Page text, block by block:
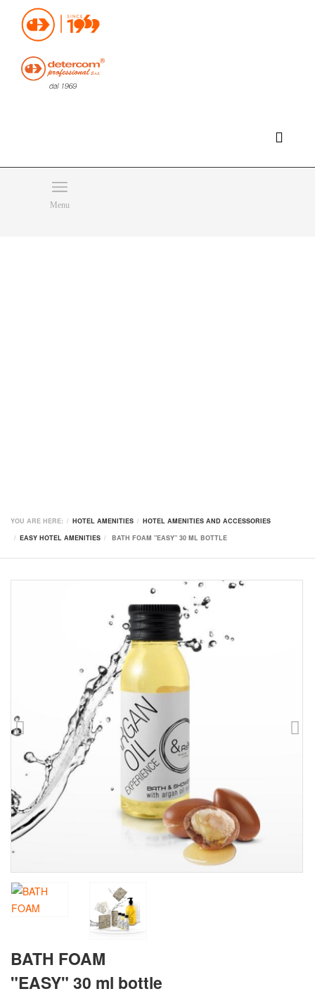
Hello, happy friday!
Do you need help or want to contact us?
CLICK HERE
Menu
YOU ARE HERE: HOTEL AMENITIES
HOTEL AMENITIES AND ACCESSORIES
EASY HOTEL AMENITIES
BATH FOAM "EASY" 30 ML BOTTLE
BATH FOAM
"EASY" 30 ml bottle